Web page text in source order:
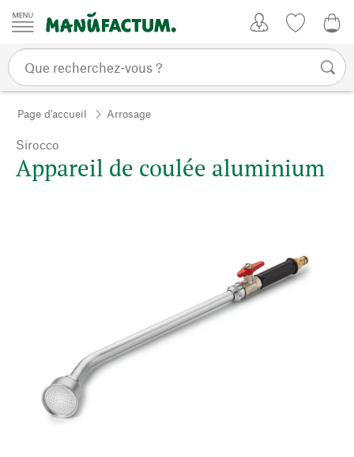
Passer au contenu
Page d'accueil Arrosage
Sirocco
Appareil de coulée aluminium